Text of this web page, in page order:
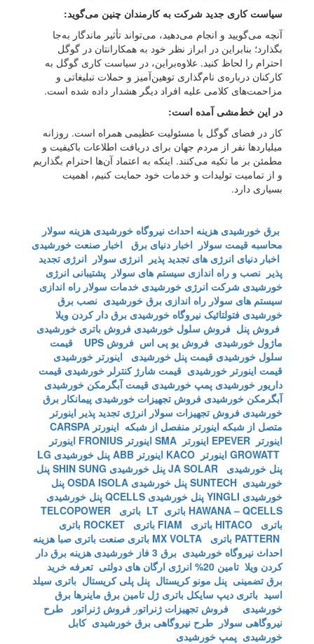
سیاست کاری جدید شرکت به کارمندان چنین می‌گوید:
آنچه می‌گویید و انجام می‌دهید، می‌تواند تأثیر ماندگار به‌جا
بگذارد؛ بنابراین در ابراز نظر خود به همکارانتان در گوگل
احترام را لحاظ کنید. علاوه‌بر‌این، در سیاست کاری گوگل به
کارکنان درباره‌ی نام‌گذاری توهین‌آمیز و حملات تبلیغاتی و
مزاحمت‌های کلامی علیه افراد دیگر هشدار داده شده است.
در این خط‌مشی آمده است:
کار در فضای گوگل با مسئولیت عظیمی همراه است. روزانه
میلیاردها نفر از مردم جهان برای دریافت اطلاعات باکیفیت و
مطمئن بر ما تکیه می‌کنند. اینکه به اعتماد آن‌ها احترام بگذاریم
و از تمامیت تولیدات و خدمات خود حمایت کنیم، اهمیت
بسیاری دارد.
برق خورشیدی هزینه احداث نیروگاه خورشیدی هزینه سولار
محاسبه قیمت سولار اخبار دنیای برق اخبار صنعت خورشیدی
اخبار دنیای انرژی های تجدید پذیر انرژی سولار انرژی تجدید
پذیر نصب و راه اندازی سیستم های سولار پشتیبانی انرژی
خورشیدی شرکت انرژی خورشیدی خدمات سولار راه اندازی
سیستم های سولار راه اندازی برق خورشیدی نصب برق
خورشیدی فتولتائیک نیروگاه خورشیدی برق دار کردن ویلا
فروش پنل فروش سلول خورشیدی فروش باتری خورشیدی
ماژول خورشیدی فروش یو پی اس فروش UPS
قیمت
سلول خورشیدی قیمت پنل خورشیدی
اینورتر خورشیدی
قیمت اینورتر خورشیدی قیمت شارژ کنترلر خورشیدی قیمت
داریور خورشیدی پمپ خورشیدی قیمت آبگرمکن خورشیدی
آبگرمکن خورشیدی فروش تجهیزات خورشیدی پیمانکار برق
خورشیدی فروش تجهیزات سولار انرژی تجدید پذیر اینورتر
متصل از شبکه اینورتر منفصل از شبکه اینورتر CARSPA
اینورتر EPEVER
اینورتر SMA اینورتر FRONIUS
اینورتر
اینورتر KACO اینورتر ABB
پنل خورشیدی LG
پنل خورشیدی JA SOLAR
پنل خورشیدی SHIN SUNG
پنل
خورشیدی SUNTECH
پنل خورشیدی OSDA ISOLA
پنل
خورشیدی YINGLI
پنل خورشیدی QCELLS
پنل خورشیدی
HAWANA – QCELLS باتری LT
باتری TELCOPOWER
باتری HITACO
باتری FIAM باتری ROCKET
باتری
باتری MX VOLTA باتری صنعت باتری صبا هزینه
احداث نیروگاه خورشیدی برق 3 فاز خورشیدی
هزینه برق دار
کردن ویلا تامین 20% انرژی ارگان های دولتی
تعرفه خرید
برق تضمینی پنل مونو کریستال پنل پلی کریستال باتری سیلد
اسید باتری دیپ سایکل باتری ژل تامین برق ماینرها برق
خورشیدی
فروش تجهیزات ژنراتور فروش ژنراتور
طرح
نیروگاهی سولار طرح نیروگاهی برق خورشیدی کابل
خورشیدی پمپ خورشیدی